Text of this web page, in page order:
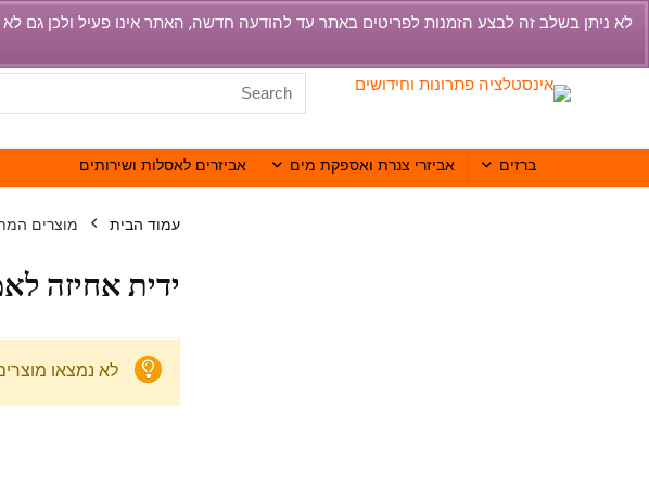
ברזים אביזרי צנרת ואספקת מים אביזרים לאסלות ושירותים
עמוד הבית מוצרים
ידית אחיזה
לא נמצאו